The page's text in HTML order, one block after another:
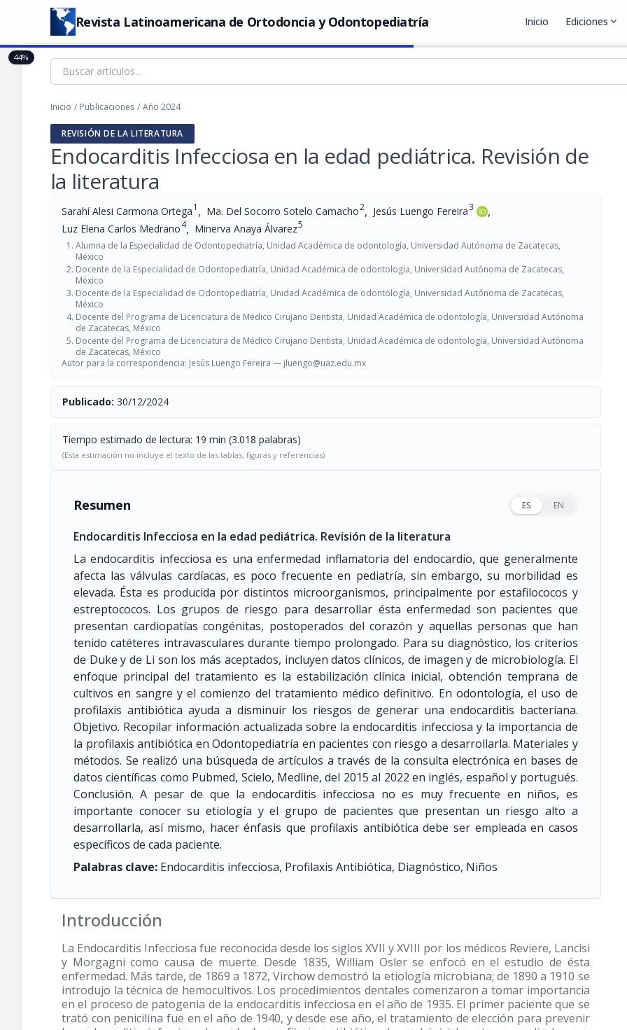
Revista Latinoamericana de Ortodoncia y Odontopediatría Inicio Ediciones expand_more
Inicio / Publicaciones / Año 2024
REVISIÓN DE LA LITERATURA
Endocarditis Infecciosa en la edad pediátrica. Revisión de
la literatura
Sarahí Alesi Carmona Ortega1 , Ma. Del Socorro Sotelo Camacho2, Jesús Luengo Fereira3 ,
Luz Elena Carlos Medrano4, Minerva Anaya Álvarez5
Alumna de la Especialidad de Odontopediatría, Unidad Académica de odontología, Universidad Autónoma de Zacatecas,
México
Docente de la Especialidad de Odontopediatría, Unidad Académica de odontología, Universidad Autónoma de Zacatecas,
México
Docente de la Especialidad de Odontopediatría, Unidad Académica de odontología, Universidad Autónoma de Zacatecas,
México
Docente del Programa de Licenciatura de Médico Cirujano Dentista, Unidad Académica de odontología, Universidad Autónoma
de Zacatecas, México
Docente del Programa de Licenciatura de Médico Cirujano Dentista, Unidad Académica de odontología, Universidad Autónoma
de Zacatecas, México
Autor para la correspondencia: Jesús Luengo Fereira — jluengo@uaz.edu.mx
Publicado: 30/12/2024
Tiempo estimado de lectura: 19 min (3.018 palabras)
(Esta estimación no incluye el texto de las tablas, figuras y referencias)
Resumen ES EN
Endocarditis Infecciosa en la edad pediátrica. Revisión de la literatura
La endocarditis infecciosa es una enfermedad inflamatoria del endocardio, que generalmente
afecta las válvulas cardíacas, es poco frecuente en pediatría, sin embargo, su morbilidad es
elevada. Ésta es producida por distintos microorganismos, principalmente por estafilococos y
estreptococos. Los grupos de riesgo para desarrollar ésta enfermedad son pacientes que
presentan cardiopatías congénitas, postoperados del corazón y aquellas personas que han
tenido catéteres intravasculares durante tiempo prolongado. Para su diagnóstico, los criterios
de Duke y de Li son los más aceptados, incluyen datos clínicos, de imagen y de microbiología. El
enfoque principal del tratamiento es la estabilización clínica inicial, obtención temprana de
cultivos en sangre y el comienzo del tratamiento médico definitivo. En odontología, el uso de
profilaxis antibiótica ayuda a disminuir los riesgos de generar una endocarditis bacteriana.
Objetivo. Recopilar información actualizada sobre la endocarditis infecciosa y la importancia de
la profilaxis antibiótica en Odontopediatría en pacientes con riesgo a desarrollarla. Materiales y
métodos. Se realizó una búsqueda de artículos a través de la consulta electrónica en bases de
datos científicas como Pubmed, Scielo, Medline, del 2015 al 2022 en inglés, español y portugués.
Conclusión. A pesar de que la endocarditis infecciosa no es muy frecuente en niños, es
importante conocer su etiología y el grupo de pacientes que presentan un riesgo alto a
desarrollarla, así mismo, hacer énfasis que profilaxis antibiótica debe ser empleada en casos
específicos de cada paciente.
Palabras clave: Endocarditis infecciosa, Profilaxis Antibiótica, Diagnóstico, Niños
Introducción
La Endocarditis Infecciosa fue reconocida desde los siglos XVII y XVIII por los médicos Reviere, Lancisi
y Morgagni como causa de muerte. Desde 1835, William Osler se enfocó en el estudio de ésta
enfermedad. Más tarde, de 1869 a 1872, Virchow demostró la etiología microbiana; de 1890 a 1910 se
introdujo la técnica de hemocultivos. Los procedimientos dentales comenzaron a tomar importancia
en el proceso de patogenia de la endocarditis infecciosa en el año de 1935. El primer paciente que se
trató con penicilina fue en el año de 1940, y desde ese año, el tratamiento de elección para prevenir
44%